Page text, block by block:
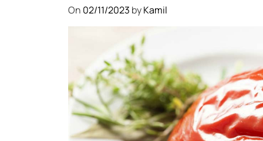
On 02/11/2023 byKamil